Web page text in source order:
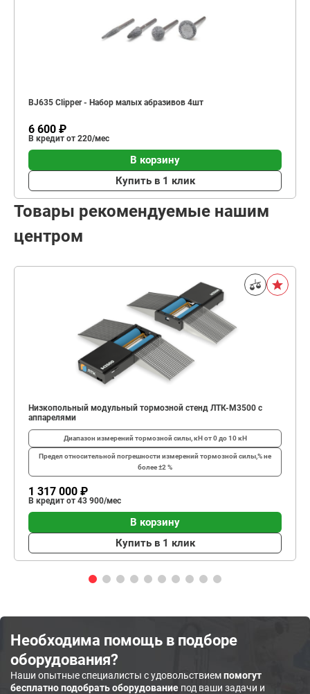
BJ635 Clipper - Набор малых абразивов 4шт
6 600 ₽
В кредит от 220/мес
В корзину
Купить в 1 клик
Товары рекомендуемые нашим
центром
Низкопольный модульный тормозной стенд ЛТК-М3500 с
аппарелями
Диапазон измерений тормозной силы, кНот 0 до 10 кН
Предел относительной погрешности измерений тормозной силы,%не
более ±2 %
1 317 000 ₽
В кредит от 43 900/мес
В корзину
Купить в 1 клик
Необходима помощь в подборе
оборудования?
Наши опытные специалисты с удовольствиемпомогут
бесплатно подобрать оборудование под ваши задачи и